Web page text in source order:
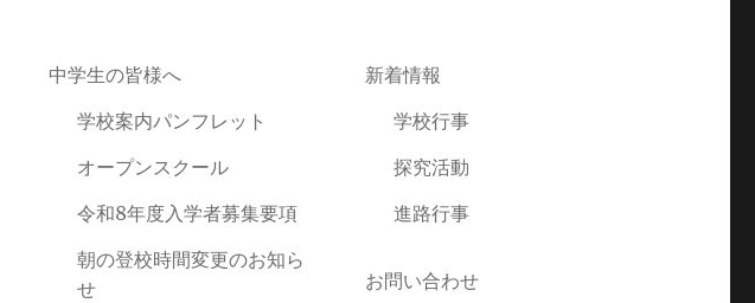
中学生の皆様へ
学校案内パンフレット
オープンスクール
令和8年度入学者募集要項
朝の登校時間変更のお知ら
せ
新着情報
学校行事
探究活動
進路行事
お問い合わせ